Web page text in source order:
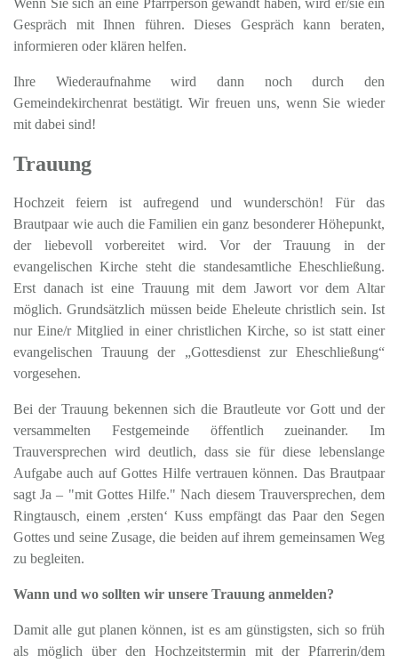
Wenn Sie sich an eine Pfarrperson gewandt haben, wird er/sie ein
Gespräch mit Ihnen führen. Dieses Gespräch kann beraten,
informieren oder klären helfen.
Ihre Wiederaufnahme wird dann noch durch den
Gemeindekirchenrat bestätigt. Wir freuen uns, wenn Sie wieder
mit dabei sind!
Trauung
Hochzeit feiern ist aufregend und wunderschön! Für das
Brautpaar wie auch die Familien ein ganz besonderer Höhepunkt,
der liebevoll vorbereitet wird. Vor der Trauung in der
evangelischen Kirche steht die standesamtliche Eheschließung.
Erst danach ist eine Trauung mit dem Jawort vor dem Altar
möglich. Grundsätzlich müssen beide Eheleute christlich sein. Ist
nur Eine/r Mitglied in einer christlichen Kirche, so ist statt einer
evangelischen Trauung der „Gottesdienst zur Eheschließung“
vorgesehen.
Bei der Trauung bekennen sich die Brautleute vor Gott und der
versammelten Festgemeinde öffentlich zueinander. Im
Trauversprechen wird deutlich, dass sie für diese lebenslange
Aufgabe auch auf Gottes Hilfe vertrauen können. Das Brautpaar
sagt Ja – "mit Gottes Hilfe." Nach diesem Trauversprechen, dem
Ringtausch, einem ‚ersten‘ Kuss empfängt das Paar den Segen
Gottes und seine Zusage, die beiden auf ihrem gemeinsamen Weg
zu begleiten.
Wann und wo sollten wir unsere Trauung anmelden?
Damit alle gut planen können, ist es am günstigsten, sich so früh
als möglich über den Hochzeitstermin mit der Pfarrerin/dem